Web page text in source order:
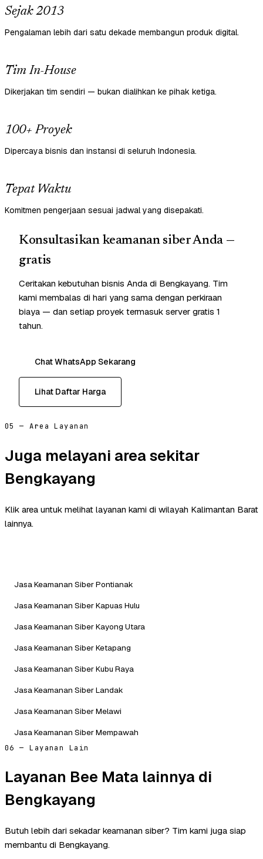
Sejak 2013
Pengalaman lebih dari satu dekade membangun produk digital.
Tim In-House
Dikerjakan tim sendiri — bukan dialihkan ke pihak ketiga.
100+ Proyek
Dipercaya bisnis dan instansi di seluruh Indonesia.
Tepat Waktu
Komitmen pengerjaan sesuai jadwal yang disepakati.
Konsultasikan keamanan siber Anda —
gratis
Ceritakan kebutuhan bisnis Anda di Bengkayang. Tim
kami membalas di hari yang sama dengan perkiraan
biaya — dan setiap proyek termasuk server gratis 1
tahun.
Chat WhatsApp Sekarang
Lihat Daftar Harga
05 — Area Layanan
Juga melayani area sekitar
Bengkayang
Klik area untuk melihat layanan kami di wilayah Kalimantan Barat
lainnya.
Jasa Keamanan Siber Pontianak
Jasa Keamanan Siber Kapuas Hulu
Jasa Keamanan Siber Kayong Utara
Jasa Keamanan Siber Ketapang
Jasa Keamanan Siber Kubu Raya
Jasa Keamanan Siber Landak
Jasa Keamanan Siber Melawi
Jasa Keamanan Siber Mempawah
06 — Layanan Lain
Layanan Bee Mata lainnya di
Bengkayang
Butuh lebih dari sekadar keamanan siber? Tim kami juga siap
membantu di Bengkayang.